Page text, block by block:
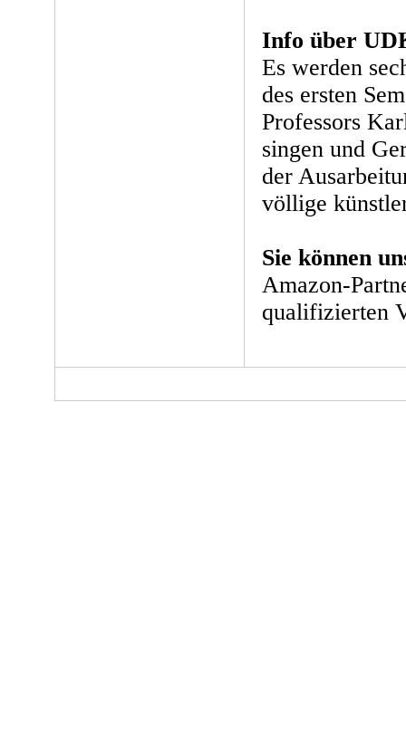
Info über
Es werden
des ersten
Professors
singen und
der
völlige
Sie können
Amazon-
qualifizierten